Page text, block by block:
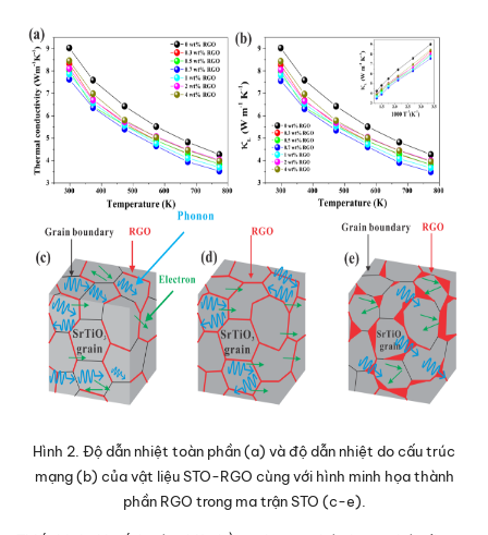
Hình 2. Độ dẫn nhiệt toàn phần (a) và độ dẫn nhiệt do cấu trúc
mạng (b) của vật liệu STO-RGO cùng với hình minh họa thành
phần RGO trong ma trận STO (c-e).